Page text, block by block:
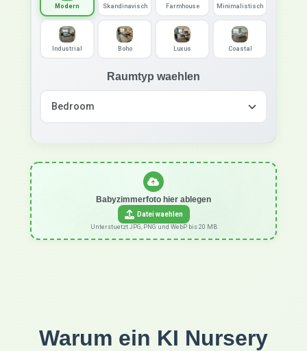
Modern Skandinavisch Farmhouse Minimalistisch
Industrial Boho Luxus Coastal
Raumtyp waehlen
Babyzimmerfoto hier ablegen
Datei waehlen
Unterstuetzt JPG, PNG und WebP bis 20 MB
Warum ein KI Nursery